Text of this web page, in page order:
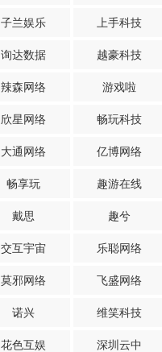
子兰娱乐 上手科技
询达数据 越豪科技
辣森网络 游戏啦
欣星网络 畅玩科技
大通网络 亿博网络
畅享玩 趣游在线
戴思 趣兮
交互宇宙 乐聪网络
莫邪网络 飞盛网络
诺兴 维笑科技
花色互娱 深圳云中